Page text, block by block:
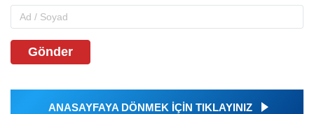
Gönder
ANASAYFAYA DÖNMEK İÇİN TIKLAYINIZ